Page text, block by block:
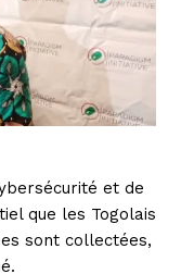
et de
que les Togolais
sont collectées,